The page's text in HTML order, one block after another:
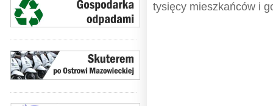
tysięcy mieszkańców i